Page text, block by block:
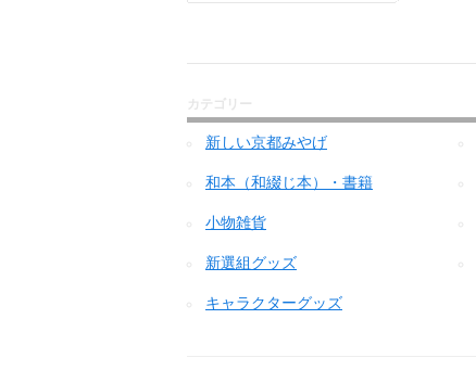
カテゴリー
新しい京都みやげ
和本（和綴じ本）・書籍
小物雑貨
新選組グッズ
キャラクターグッズ